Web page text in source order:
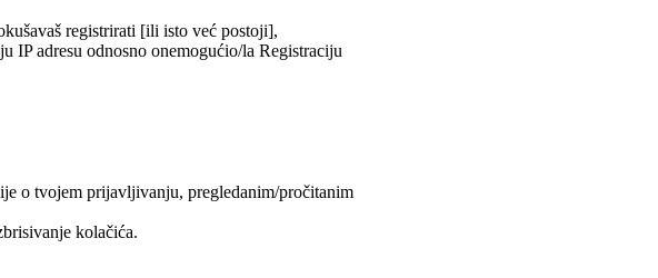
registrirati [ili isto već postoji],
IP adresu odnosno onemogućio/la Registraciju
o tvojem prijavljivanju, pregledanim/pročitanim
kolačića.